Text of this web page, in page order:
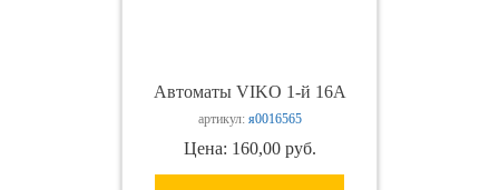
Автоматы VIKO 1-й 16А
артикул: я0016565
Цена: 160,00 руб.